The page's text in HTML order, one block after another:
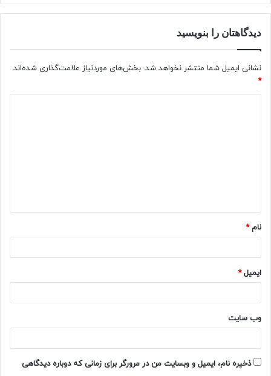
در طول روز چرت‌های کوتاه داری
بعد از خواب حس تازگی نداری
بخش ۳: چرا خواب‌مان کیفیت ندارد؟
نور صفحه‌نمایش مغز را فریب می‌دهد و نمی‌گذارد آرام شود.
دیدگاهتان را بنویسید
نشانی ایمیل شما منتشر نخواهد شد. بخش‌های موردنیاز علامت‌گذاری شده‌اند
*
*
نام*
ایمیل*
وب‌ سایت
ذخیره نام، ایمیل و وبسایت من در مرورگر برای زمانی که دوباره دیدگاهی